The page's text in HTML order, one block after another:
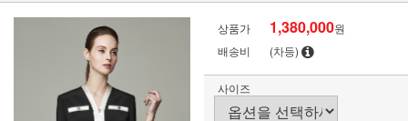
상품가 1,380,000원
배송비
(차등)
사이즈